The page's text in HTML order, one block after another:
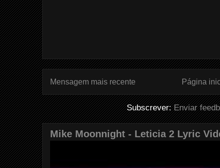
Mensagem mais recente Página
Subscrever:Enviar
Mike Moonnight - Leticia 2 Lyric